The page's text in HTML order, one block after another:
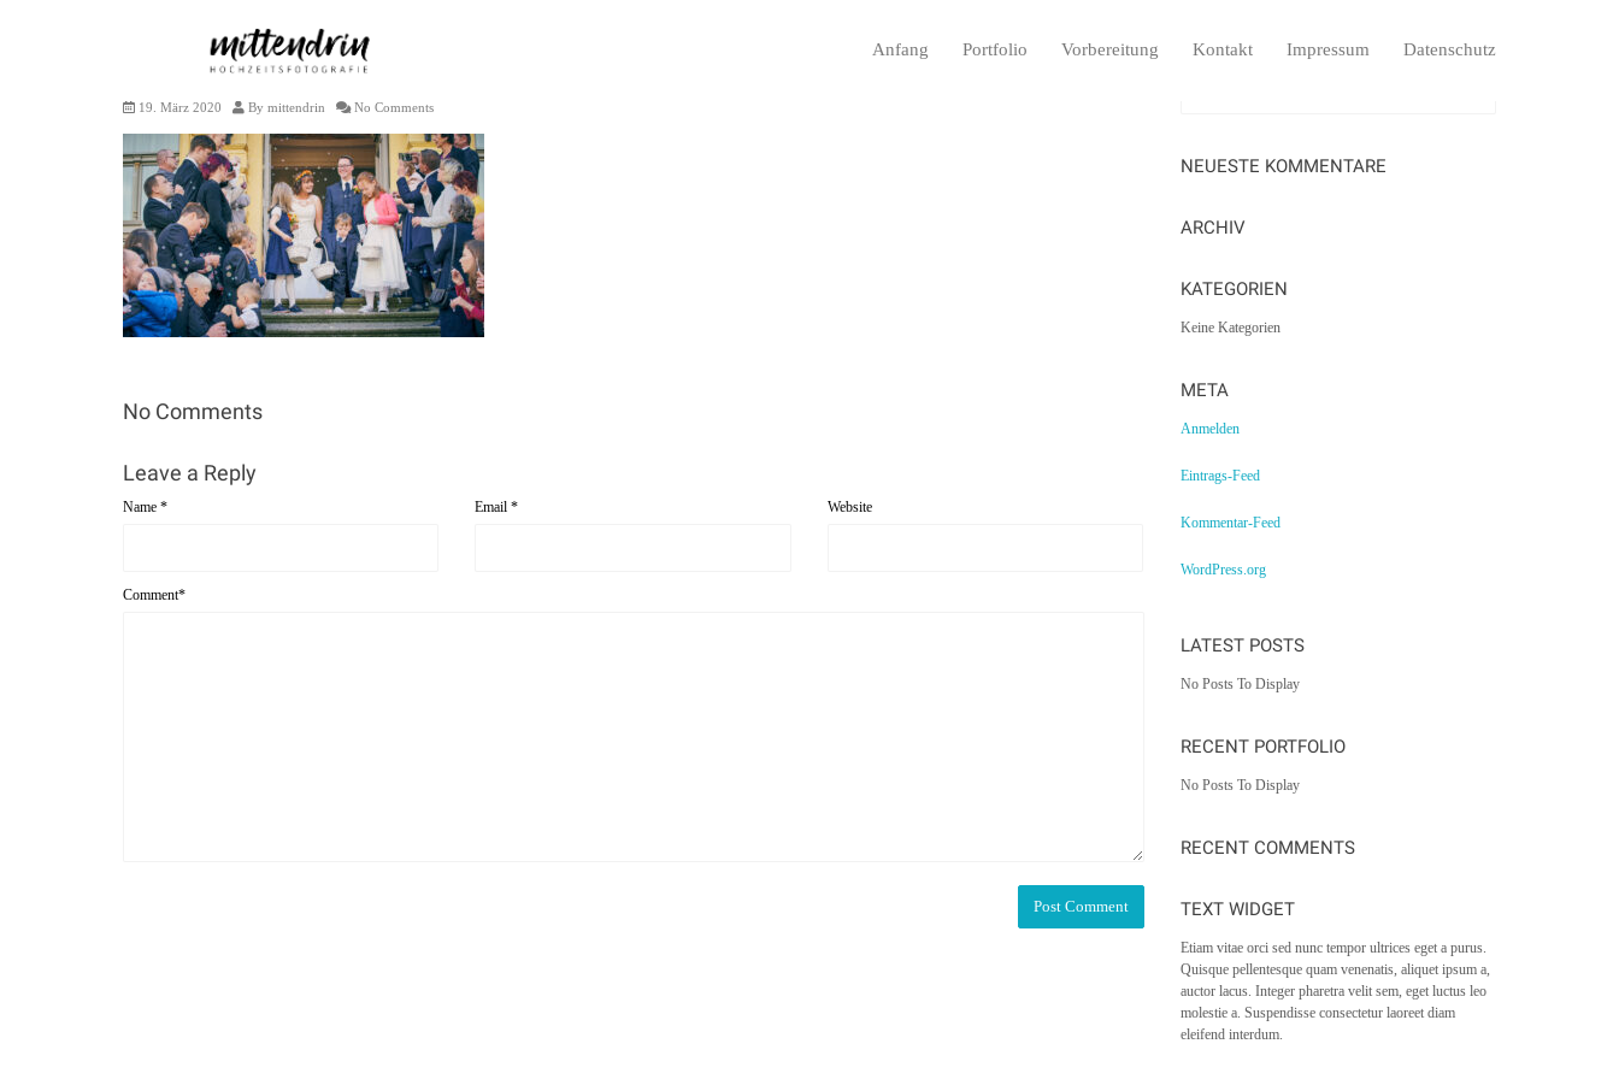
Anfang Portfolio Vorbereitung Kontakt Impressum Datenschutz
Mareike und Jörg – 100
19. März 2020 By mittendrin No Comments
No Comments
Leave a Reply
Name * Email* Website
Comment*
NEUESTE KOMMENTARE
ARCHIV
KATEGORIEN
Keine Kategorien
META
Anmelden
Eintrags-Feed
Kommentar-Feed
WordPress.org
LATEST POSTS
No Posts To Display
RECENT PORTFOLIO
No Posts To Display
RECENT COMMENTS
TEXT WIDGET
Etiam vitae orci sed nunc tempor ultrices eget a purus.
Quisque pellentesque quam venenatis, aliquet ipsum a,
auctor lacus. Integer pharetra velit sem, eget luctus leo
molestie a. Suspendisse consectetur laoreet diam
eleifend interdum.